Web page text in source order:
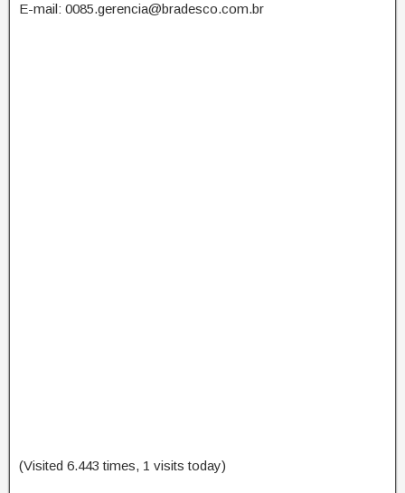
E-mail: 0085.gerencia@bradesco.com.br
(Visited 6.443 times, 1 visits today)